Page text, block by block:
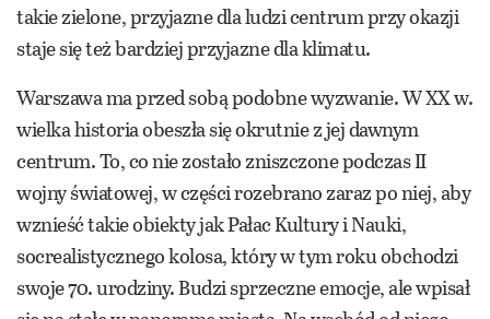
takie zielone, przyjazne dla ludzi centrum przy okazji
staje się też bardziej przyjazne dla klimatu.
Warszawa ma przed sobą podobne wyzwanie. W XX w.
wielka historia obeszła się okrutnie z jej dawnym
centrum. To, co nie zostało zniszczone podczas II
wojny światowej, w części rozebrano zaraz po niej, aby
wznieść takie obiekty jak Pałac Kultury i Nauki,
socrealistycznego kolosa, który w tym roku obchodzi
swoje 70. urodziny. Budzi sprzeczne emocje, ale wpisał